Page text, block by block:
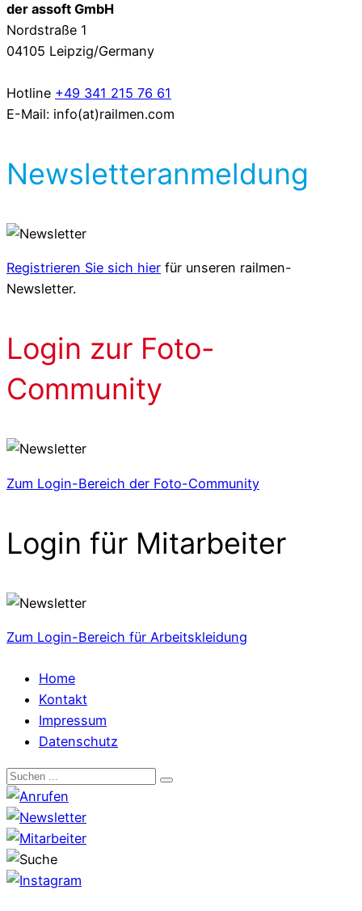
der assoft GmbH
Nordstraße 1
04105 Leipzig/Germany
Hotline +49 341 215 76 61
E-Mail: info(at)railmen.com
Newsletteranmeldung
Registrieren Sie sich hier für unseren railmen-
Newsletter.
Login zur Foto-
Community
Zum Login-Bereich der Foto-Community
Login für Mitarbeiter
Zum Login-Bereich für Arbeitskleidung
Home
Kontakt
Impressum
Datenschutz
Search
for: